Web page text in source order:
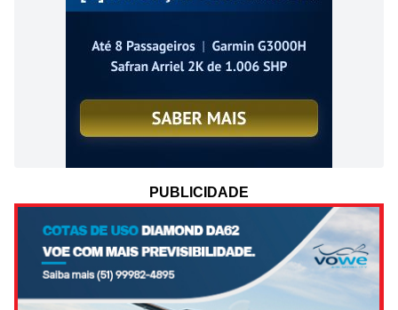
PUBLICIDADE